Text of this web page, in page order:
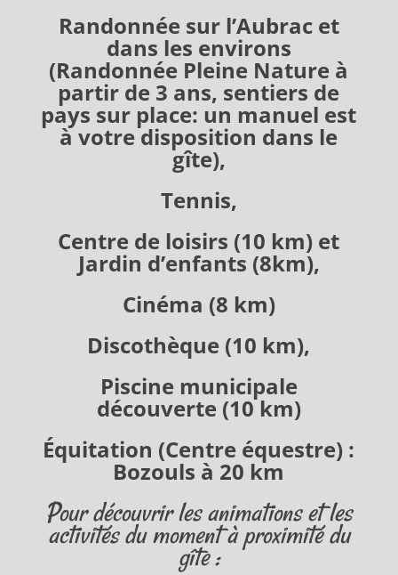
Randonnée sur l’Aubrac et
dans les environs
(Randonnée Pleine Nature à
partir de 3 ans, sentiers de
pays sur place: un manuel est
à votre disposition dans le
gîte),
Tennis,
Centre de loisirs (10 km) et
Jardin d’enfants (8km),
Cinéma (8 km)
Discothèque (10 km),
Piscine municipale
découverte (10 km)
Équitation (Centre équestre) :
Bozouls à 20 km
Pour découvrir les animations et les
activités du moment à proximité du
gîte :